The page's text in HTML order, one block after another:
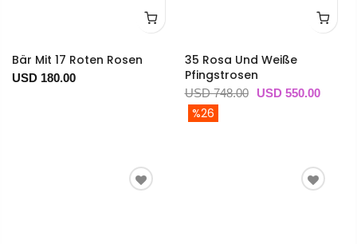
Bär Mit 17 Roten Rosen
USD 180.00
35 Rosa Und Weiße
Pfingstrosen
USD 748.00 USD 550.00
%26